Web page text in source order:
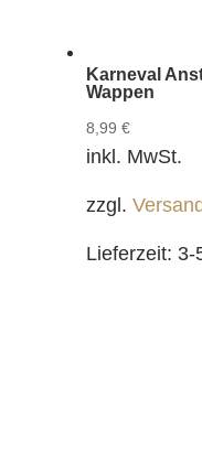
Karneval
Wappen
8,99 €
inkl. MwSt.
zzgl.
Lieferzeit: 3-